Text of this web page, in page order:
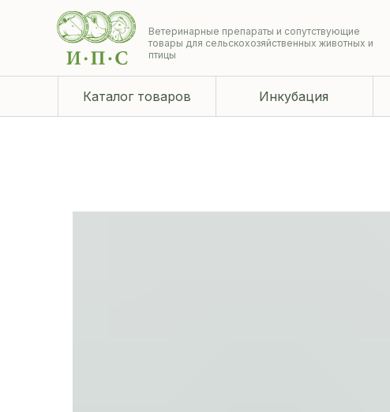
Каталог товаров Инкубация
Ветеринарные препараты и сопутствующие
товары для сельскохозяйственных животных и
птицы